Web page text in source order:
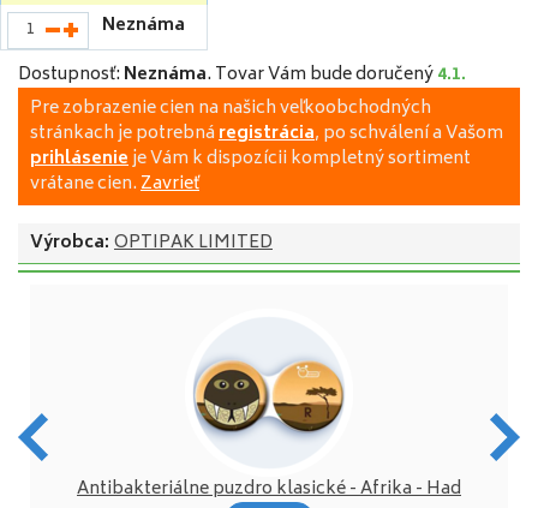
Neznáma
Dostupnosť: Neznáma. Tovar Vám bude doručený4.1.
Pre zobrazenie cien na našich veľkoobchodných
stránkach je potrebnáregistrácia, po schválení a Vašom
prihlásenieje Vám k dispozícii kompletný sortiment
vrátane cien.Zavrieť
Výrobca: OPTIPAK LIMITED
Antibakteriálne puzdro klasické - Afrika - Had